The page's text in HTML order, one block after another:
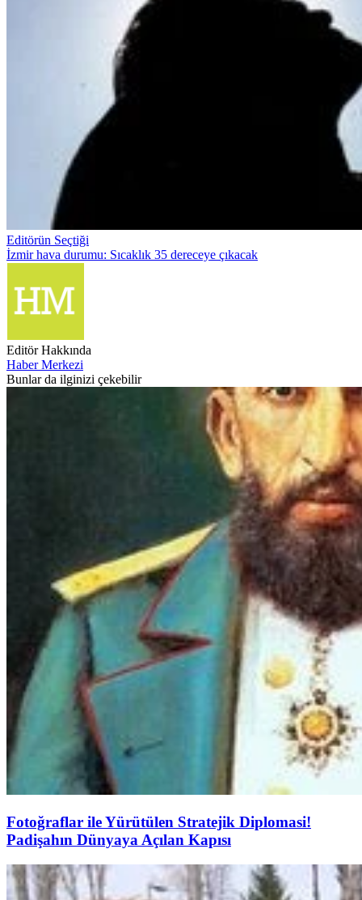
Editörün Seçtiği
İzmir hava durumu: Sıcaklık 35 dereceye çıkacak
Editör Hakkında
Haber Merkezi
Bunlar da ilginizi çekebilir
Fotoğraflar ile Yürütülen Stratejik Diplomasi!
Padişahın Dünyaya Açılan Kapısı